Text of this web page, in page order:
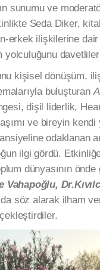
sunumu ve
Seda Diker,
erkek ilişkilerine dair
yolculuğunu
kişisel dönüşüm,
buluşturan
dişil liderlik,
ve bireyin kendi
odaklanan
ilgi gördü.
dünyasının önde
Vahapoğlu,
söz alarak ilham